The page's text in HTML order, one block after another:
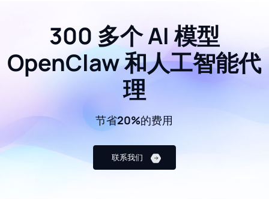
300 多个 AI 模型
OpenClaw 和人工智能代
理
节省20%的费用
联系我们